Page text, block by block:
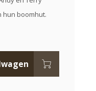
hun boomhut.